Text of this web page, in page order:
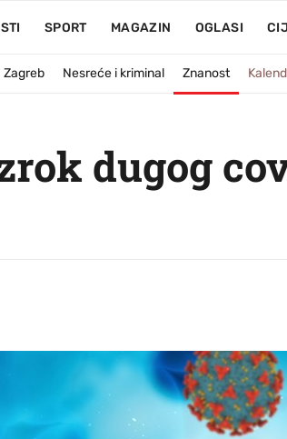
SPORT MAGAZIN OGLASI
Zagreb Nesreće i kriminal Znanost
dugog